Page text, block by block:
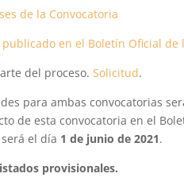
de la Convocatoria
publicado en el Boletín Oficial de
del proceso.Solicitud.
para ambas convocatorias
de esta convocatoria en el
el día 1 de junio de 2021.
provisionales.